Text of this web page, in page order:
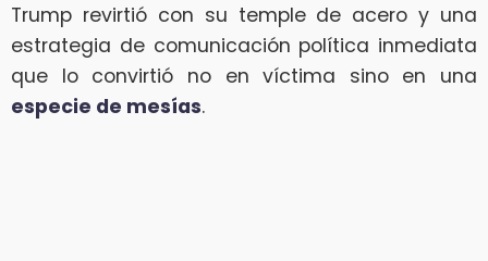
Trump revirtió con su temple de acero y una
estrategia de comunicación política inmediata
que lo convirtió no en víctima sino en una
especie de mesías.